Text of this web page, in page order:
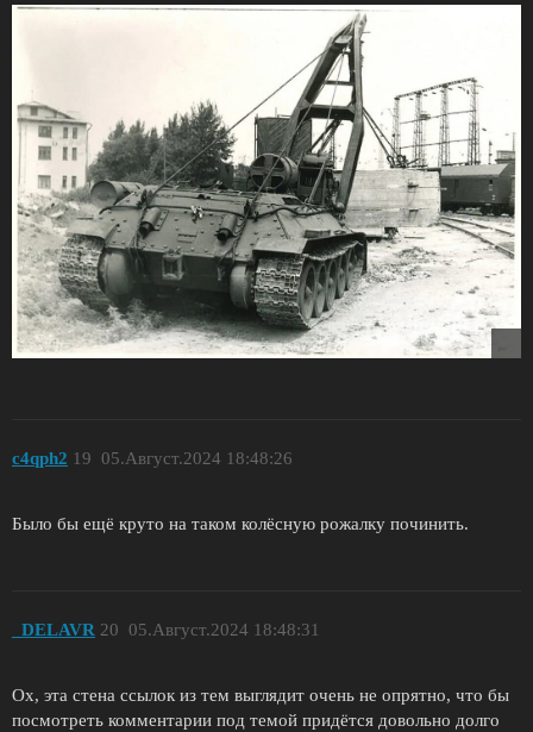
c4qph2 05.Август.2024 18:48:26
19
Было бы ещё круто на таком колёсную рожалку починить.
_DELAVR 05.Август.2024 18:48:31
20
Ох, эта стена ссылок из тем выглядит очень не опрятно, что бы
посмотреть комментарии под темой придётся довольно долго